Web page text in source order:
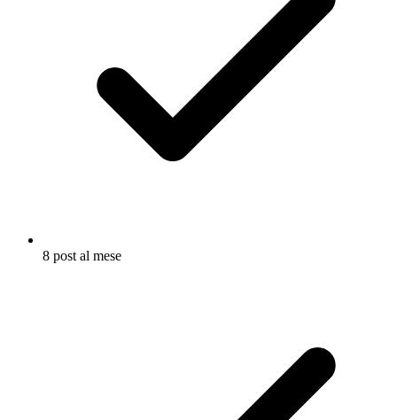
8 post al mese